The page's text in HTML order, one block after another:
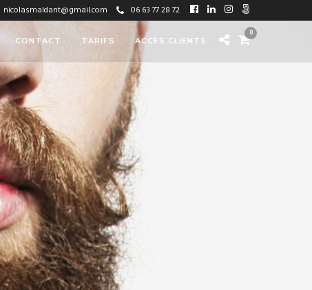
nicolasmaldant@gmail.com 06 63 77 28 72
CONTACT TARIFS ACCÈS CLIENTS
0